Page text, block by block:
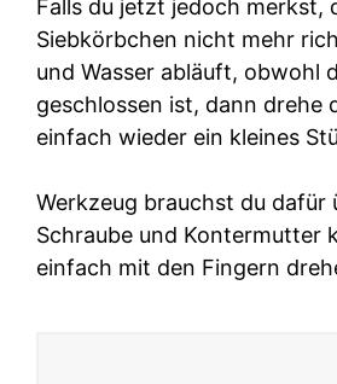
Falls du jetzt jedoch merkst,
Siebkörbchen nicht mehr
und Wasser abläuft, obwohl
geschlossen ist, dann drehe
einfach wieder ein kleines
Werkzeug brauchst du dafür
Schraube und Kontermutter
einfach mit den Fingern